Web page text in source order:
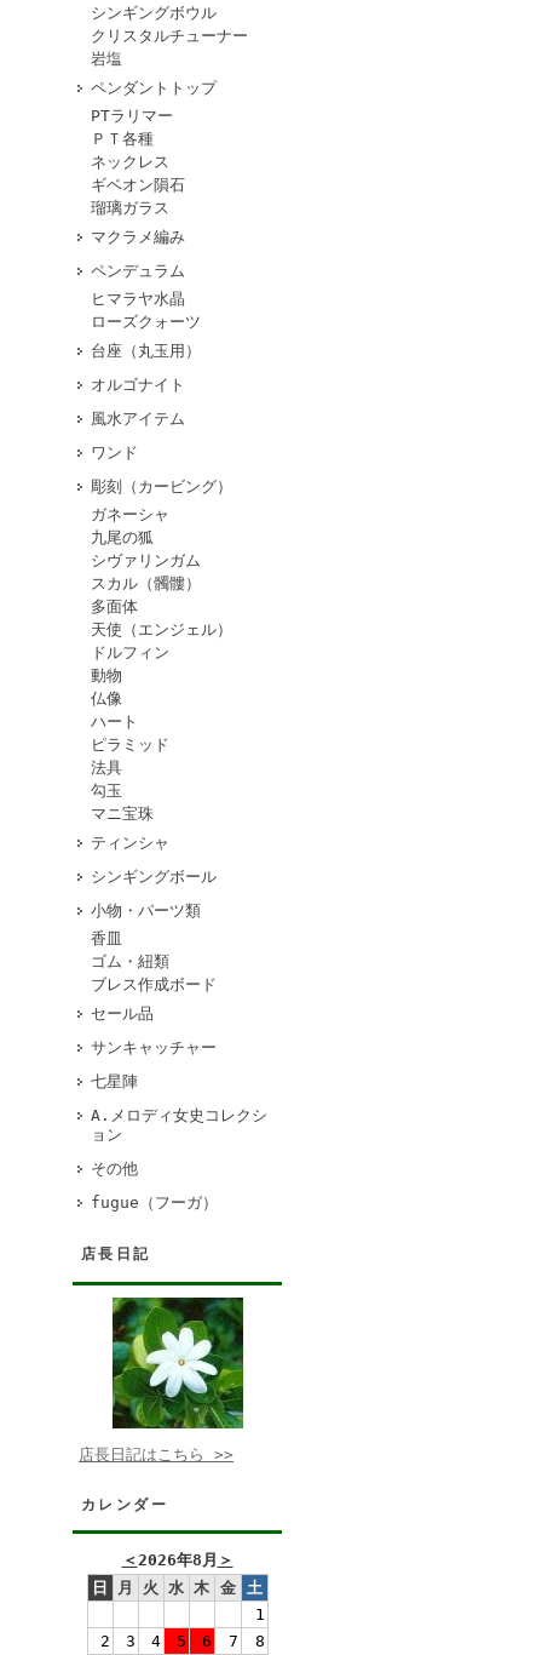
シンギングボウル
クリスタルチューナー
岩塩
ペンダントトップ
PTラリマー
ＰＴ各種
ネックレス
ギベオン隕石
瑠璃ガラス
マクラメ編み
ペンデュラム
ヒマラヤ水晶
ローズクォーツ
台座（丸玉用）
オルゴナイト
風水アイテム
ワンド
彫刻（カービング）
ガネーシャ
九尾の狐
シヴァリンガム
スカル（髑髏）
多面体
天使（エンジェル）
ドルフィン
動物
仏像
ハート
ピラミッド
法具
勾玉
マニ宝珠
ティンシャ
シンギングボール
小物・パーツ類
香皿
ゴム・紐類
ブレス作成ボード
セール品
サンキャッチャー
七星陣
A.メロディ女史コレクシ
ョン
その他
fugue（フーガ）
店長日記
店長日記はこちら >>
カレンダー
＜2026年8月 ＞
日
月 火 水 木 金
土
1
2
3 4 5 6 7 8